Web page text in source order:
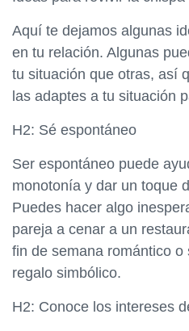
Aquí te dejamos algunas
en tu relación. Algunas
tu situación que otras, así
las adaptes a tu situación
H2: Sé espontáneo
Ser espontáneo puede
monotonía y dar un toque
Puedes hacer algo
pareja a cenar a un
fin de semana romántico o
regalo simbólico.
H2: Conoce los intereses